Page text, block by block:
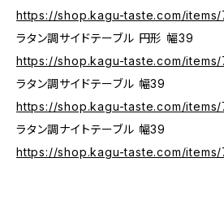
https://shop.kagu-taste.com/
ラタン調サイドテーブル 円形 幅39
https://shop.kagu-taste.com/
ラタン調サイドテーブル 幅39
https://shop.kagu-taste.com/
ラタン調ナイトテーブル 幅39
https://shop.kagu-taste.com/items/